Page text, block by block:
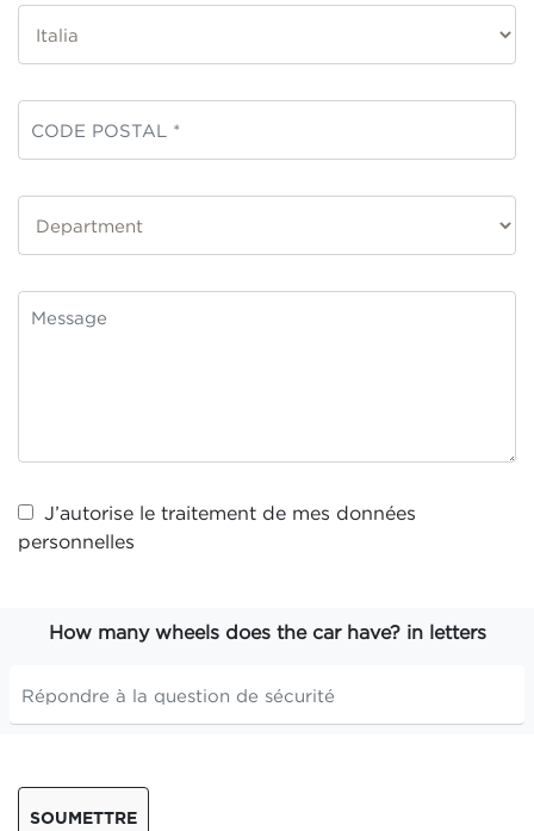
J’autorise le traitement de mes données
personnelles
How many wheels does the car have? in letters
SOUMETTRE